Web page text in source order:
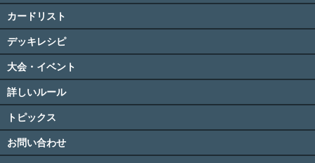
カードリスト
デッキレシピ
大会・イベント
詳しいルール
トピックス
お問い合わせ